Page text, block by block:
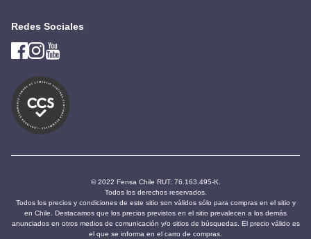
Redes Sociales
© 2022 Fensa Chile RUT: 76.163.495-K.
Todos los derechos reservados.
Todos los precios y condiciones de este sitio son válidos sólo para compras en el sitio y
en Chile. Destacamos que los precios previstos en el sitio prevalecen a los demás
anunciados en otros medios de comunicación y/o sitios de búsquedas. El precio válido es
el que se informa en el carro de compras.